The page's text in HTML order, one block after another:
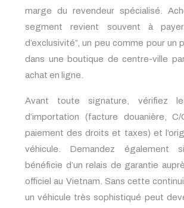
marge du revendeur spécialisé.
segment revient souvent à
d’exclusivité”, un peu comme pour un
dans une boutique de centre-ville
achat en ligne.
Avant toute signature, vérifiez
d’importation (facture douanière,
paiement des droits et taxes) et
véhicule. Demandez également
bénéficie d’un relais de garantie
officiel au Vietnam. Sans cette
un véhicule très sophistiqué peut